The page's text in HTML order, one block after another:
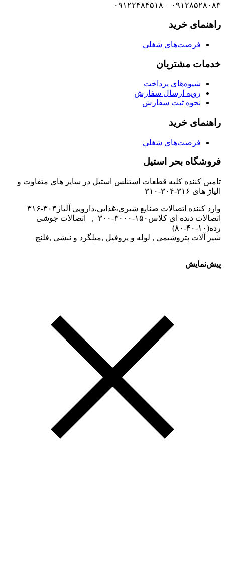
۰۹۱۲۸۵۲۸۰۸۳ – ۰۹۱۲۲۴۸۴۵۱۸
راهنمای خرید
فرصت‌های شغلی
خدمات مشتریان
شیوه‌های پرداخت
رویه ارسال سفارش
نحوه ثبت سفارش
راهنمای خرید
فرصت‌های شغلی
فروشگاه بحر استیل
تامین کننده کلیه قطعات استنلس استیل در سایز های متفاوت و
الیاژ های ۳۱۶-۳۰۴-۳۱۰
وارد کننده اتصالات صنایع شیری،غذایی،دارویی آلیاژ۳۰۴-۳۱۶
اتصالات دنده ای کلاس۱۵۰-۳۰۰۰-۳۰۰ , اتصالات جوشی
رده(۱۰-۴۰-۸۰)
شیر آلات پتروشیمی , لوله و پروفیل ,میلگرد و نبشی ,فلنچ
پیش‌نمایش